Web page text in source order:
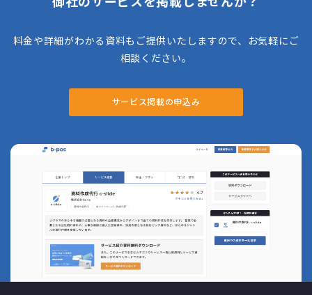
案件が終結するまで伴走する体制を整えてお
料金や詳細がわかる資料もご提供いたしますので、お気軽にご
相談ください。
サービス掲載の申込み